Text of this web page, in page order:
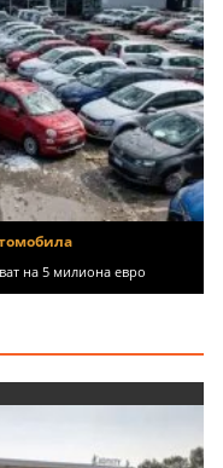
на 5 милиона евро